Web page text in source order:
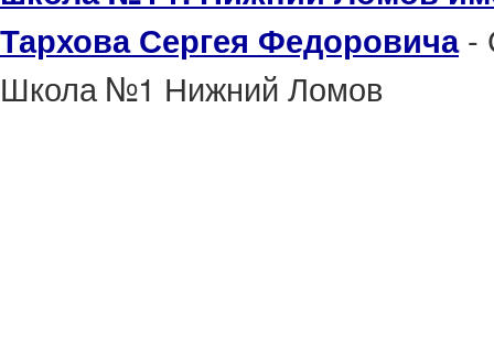
Тархова Сергея Федоровича-
Школа №1 Нижний Ломов